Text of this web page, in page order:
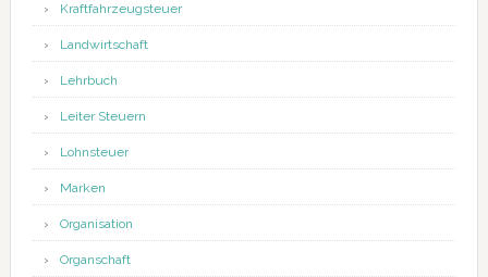
Kraftfahrzeugsteuer
Landwirtschaft
Lehrbuch
Leiter Steuern
Lohnsteuer
Marken
Organisation
Organschaft